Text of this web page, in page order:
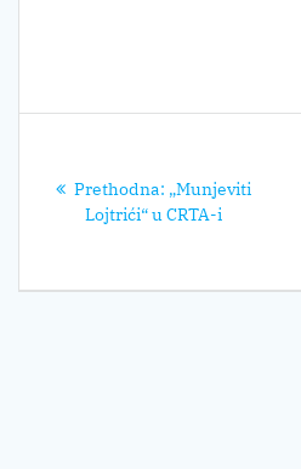
objava
Prethodna: Prethodni
post:
„Munjeviti
Lojtrići“ u CRTA-i